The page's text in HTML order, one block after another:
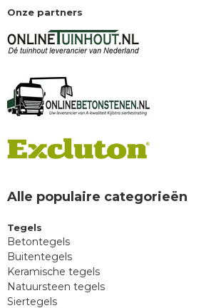
Onze partners
Alle populaire categorieën
Tegels
Betontegels
Buitentegels
Keramische tegels
Natuursteen tegels
Siertegels